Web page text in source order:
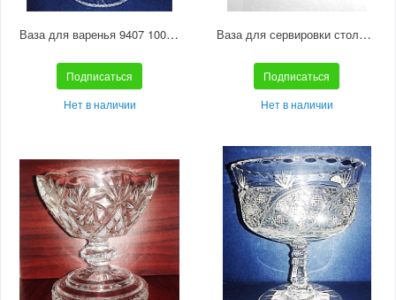
Ваза для варенья 9407 1000/91
Подписаться
Нет в наличии
Ваза для сервировки стола «Корзинка» средняя С269
Подписаться
Нет в наличии